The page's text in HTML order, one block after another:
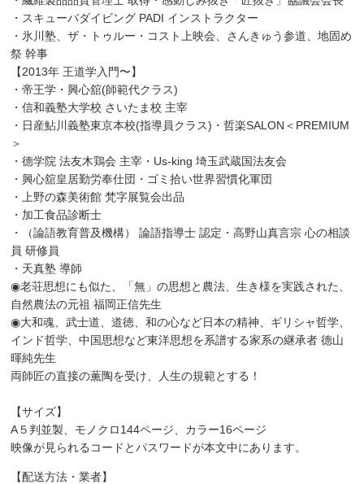
・スキューバダイビング PADI インストラクター
・氷川塾、ザ・トゥルー・コスト上映会、さんきゅう参道、地固め
祭 幹事
【2013年 王道学入門〜】
・帝王学・興心舘(師範代クラス)
・信和義塾大学校 さいたま校 主宰
・日産鮎川義塾東京本校(指導員クラス)・哲楽SALON＜PREMIUM
＞
・德学院 法友木鶏会 主宰・Us-king 埼玉武蔵国法友会
・興心舘皇居勤労奉仕団・ゴミ拾い世界習慣化軍団
・上野の森美術館 梵字展覧会出品
・加工食品診断士
・（論語教育普及機構） 論語指導士 認定・高野山真言宗 心の相談
員 研修員
・天真塾 導師
◉老荘思想にも似た、「無」の思想と農法、生き様を実践された、
自然農法の元祖 福岡正信先生
◉大和魂、武士道、道徳、和の心など日本の精神、ギリシャ哲学、
インド哲学、中国思想など東洋思想を系譜する家系の継承者 德山
暉純先生
両師匠の直接の薫陶を受け、人生の規範とする！
【サイズ】
A５判並製、モノクロ144ページ、カラー16ページ
映像が見られるコードとパスワードが本文中にあります。
【配送方法・業者】